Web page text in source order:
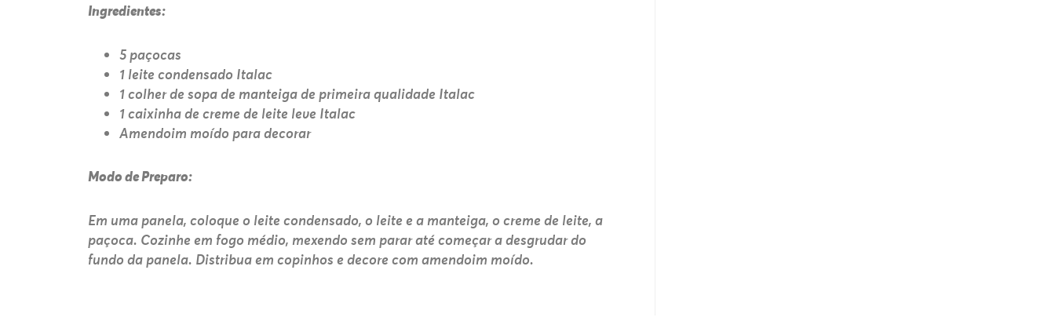
Ingredientes:
5 paçocas
1 leite condensado Italac
1 colher de sopa de manteiga de primeira qualidade Italac
1 caixinha de creme de leite leve Italac
Amendoim moído para decorar
Modo de Preparo:
Em uma panela, coloque o leite condensado, o leite e a manteiga, o creme de leite, a
paçoca. Cozinhe em fogo médio, mexendo sem parar até começar a desgrudar do
fundo da panela. Distribua em copinhos e decore com amendoim moído.